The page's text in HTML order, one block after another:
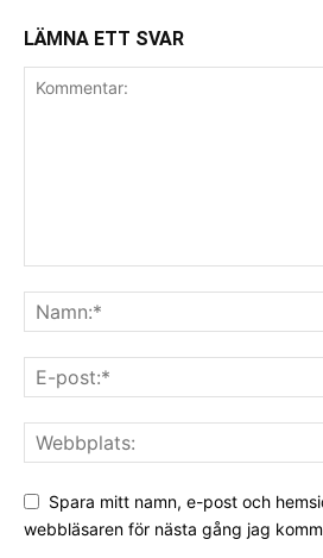
LÄMNA ETT SVAR
Spara mitt namn, e-post och
webbläsaren för nästa gång jag